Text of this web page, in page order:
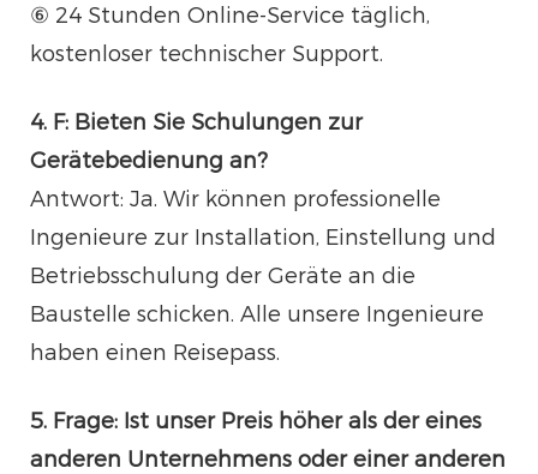
⑥ 24 Stunden Online-Service täglich,
kostenloser technischer Support.
4. F: Bieten Sie Schulungen zur
Gerätebedienung an?
Antwort: Ja. Wir können professionelle
Ingenieure zur Installation, Einstellung und
Betriebsschulung der Geräte an die
Baustelle schicken. Alle unsere Ingenieure
haben einen Reisepass.
5. Frage: Ist unser Preis höher als der eines
anderen Unternehmens oder einer anderen